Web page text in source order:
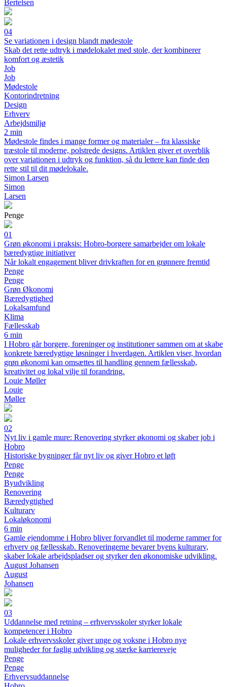
Bertelsen
04
Se variationen i design blandt mødestole
Skab det rette udtryk i mødelokalet med stole, der kombinerer
komfort og æstetik
Job
Job
Mødestole
Kontorindretning
Design
Erhverv
Arbejdsmiljø
2 min
Mødestole findes i mange former og materialer – fra klassiske
træstole til moderne, polstrede designs. Artiklen giver et overblik
over variationen i udtryk og funktion, så du lettere kan finde den
rette stil til dit mødelokale.
Simon Larsen
Simon
Larsen
Penge
01
Grøn økonomi i praksis: Hobro-borgere samarbejder om lokale
bæredygtige initiativer
Når lokalt engagement bliver drivkraften for en grønnere fremtid
Penge
Penge
Grøn Økonomi
Bæredygtighed
Lokalsamfund
Klima
Fællesskab
6 min
I Hobro går borgere, foreninger og institutioner sammen om at skabe
konkrete bæredygtige løsninger i hverdagen. Artiklen viser, hvordan
grøn økonomi kan omsættes til handling gennem fællesskab,
kreativitet og lokal vilje til forandring.
Louie Møller
Louie
Møller
02
Nyt liv i gamle mure: Renovering styrker økonomi og skaber job i
Hobro
Historiske bygninger får nyt liv og giver Hobro et løft
Penge
Penge
Byudvikling
Renovering
Bæredygtighed
Kulturarv
Lokaløkonomi
6 min
Gamle ejendomme i Hobro bliver forvandlet til moderne rammer for
erhverv og fællesskab. Renoveringerne bevarer byens kulturarv,
skaber lokale arbejdspladser og styrker den økonomiske udvikling.
August Johansen
August
Johansen
03
Uddannelse med retning – erhvervsskoler styrker lokale
kompetencer i Hobro
Lokale erhvervsskoler giver unge og voksne i Hobro nye
muligheder for faglig udvikling og stærke karriereveje
Penge
Penge
Erhvervsuddannelse